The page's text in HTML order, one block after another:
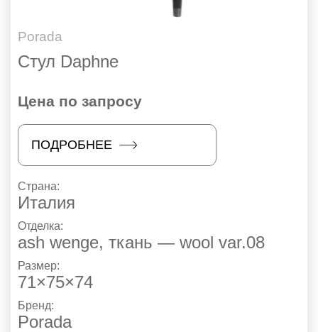
Porada
Стул Daphne
Цена по запросу
ПОДРОБНЕЕ
Страна:
Италия
Отделка:
ash wenge, ткань — wool var.08
Размер:
71×75×74
Бренд:
Porada